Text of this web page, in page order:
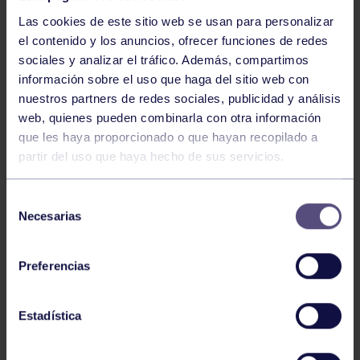
Las cookies de este sitio web se usan para personalizar
el contenido y los anuncios, ofrecer funciones de redes
sociales y analizar el tráfico. Además, compartimos
información sobre el uso que haga del sitio web con
nuestros partners de redes sociales, publicidad y análisis
web, quienes pueden combinarla con otra información
que les haya proporcionado o que hayan recopilado a
partir del uso que haya hecho de sus servicios.
Necesarias
Preferencias
Estadística
Voleibol
CAMPEONAS DE ASTURIAS
Voleibol